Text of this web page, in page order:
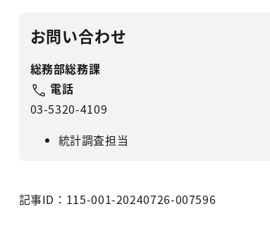
お問い合わせ
総務部総務課
電話
03-5320-4109
統計調査担当
記事ID：115-001-20240726-007596